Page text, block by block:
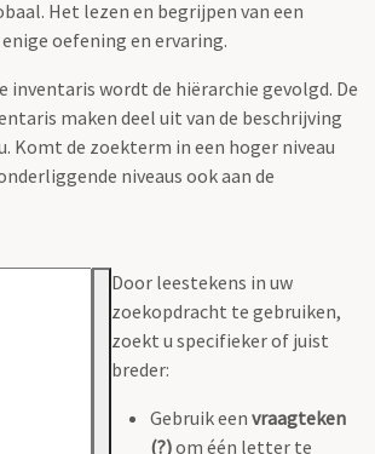
Het lezen en begrijpen van een
oefening en ervaring.
inventaris wordt de hiërarchie gevolgd. De
maken deel uit van de beschrijving
Komt de zoekterm in een hoger niveau
niveaus ook aan de
Door leestekens in uw
zoekopdracht te gebruiken,
zoekt u specifieker of juist
breder:
Gebruik een vraagteken
(?)om één letter te